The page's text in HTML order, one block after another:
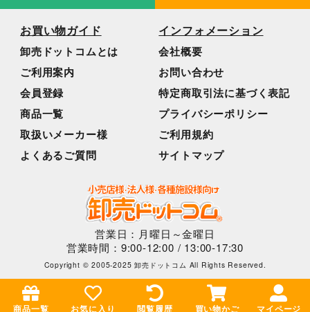
お買い物ガイド
卸売ドットコムとは
ご利用案内
会員登録
商品一覧
取扱いメーカー様
よくあるご質問
インフォメーション
会社概要
お問い合わせ
特定商取引法に基づく表記
プライバシーポリシー
ご利用規約
サイトマップ
営業日：月曜日～金曜日
営業時間：9:00-12:00 / 13:00-17:30
Copyright © 2005-2025 卸売ドットコム All Rights Reserved.
商品一覧 お気に入り 閲覧履歴 買い物かご マイページ